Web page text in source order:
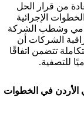
من قرار الحل
الإجرائية
وشطب الشركة
الشركات أن
تتضمن اتفاقًا
للتصفية.
في الخطوات